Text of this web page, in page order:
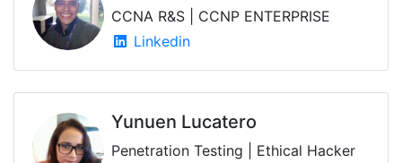
CCNA R&S | CCNP ENTERPRISE
Linkedin
Yunuen Lucatero
Penetration Testing | Ethical Hacker